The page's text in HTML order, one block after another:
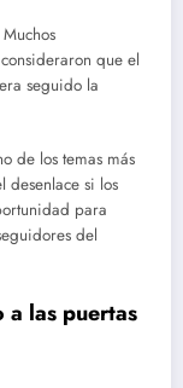
que el
seguido la
de los temas más
desenlace si los
para
del
las puertas